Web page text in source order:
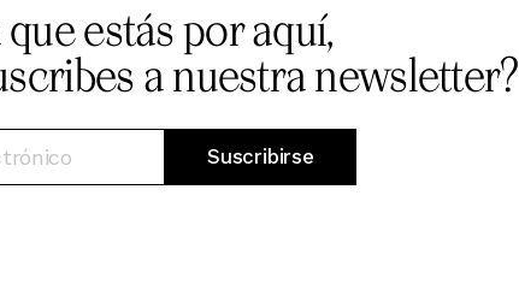
estás por aquí,
a nuestra newsletter?